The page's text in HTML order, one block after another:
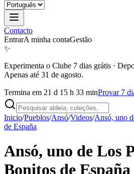
Contacto
EntrarA minha contaGestão
✨
Experimenta o Clube 7 dias grátis ·
Apenas até 31 de agosto.
Termina em 21 d 15 h 33 minProvar 7
Inicio/Pueblos/Ansó/Videos/Ansó, uno
de España
Ansó, uno de Los
Bonitos de España